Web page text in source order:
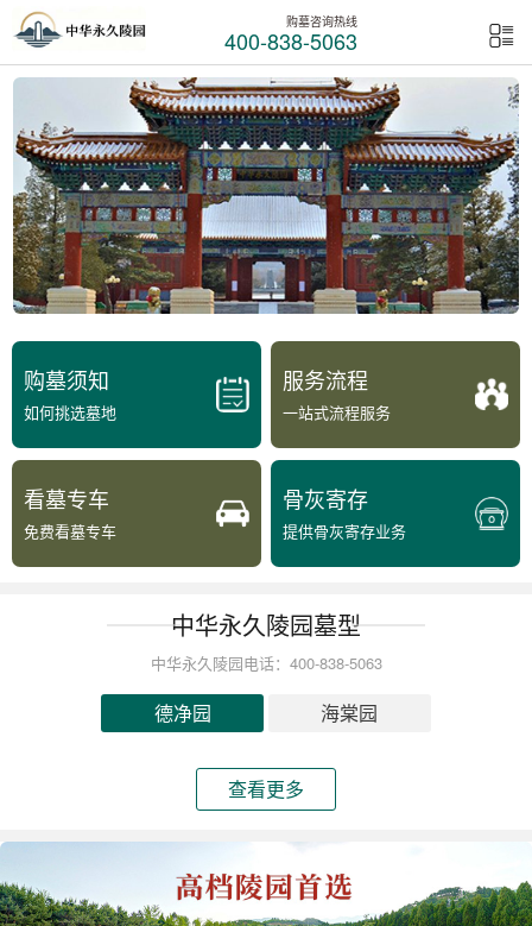
购墓咨询热线
400-838-5063
购墓须知
如何挑选墓地
服务流程
一站式流程服务
看墓专车
免费看墓专车
骨灰寄存
提供骨灰寄存业务
中华永久陵园墓型
中华永久陵园电话：400-838-5063
德净园 海棠园
查看更多